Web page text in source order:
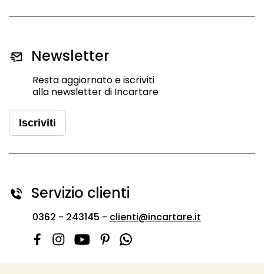
Newsletter
Resta aggiornato e iscriviti
alla newsletter di Incartare
Iscriviti
Servizio clienti
0362 - 243145 - clienti@incartare.it